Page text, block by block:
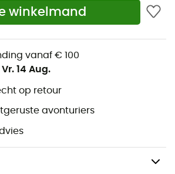
winkelmand
vanaf € 100
Vr. 14 Aug.
op retour
avonturiers
aan elk Sea to Summit
het Pillow Lock-systeem
100% polyester met TPU-
100% nylon met TPU-